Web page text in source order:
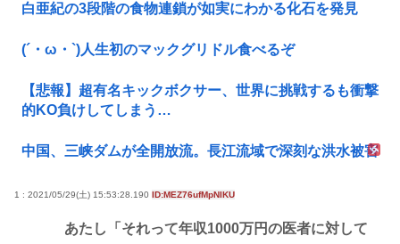
白亜紀の3段階の食物連鎖が如実にわかる化石を発見
(´・ω・`)人生初のマックグリドル食べるぞ
【悲報】超有名キックボクサー、世界に挑戦するも衝撃
的KO負けしてしまう…
中国、三峡ダムが全開放流。長江流域で深刻な洪水被害
1 : 2021/05/29(土) 15:53:28.190 ID:MEZ76ufMpNIKU
あたし「それって年収1000万円の医者に対して